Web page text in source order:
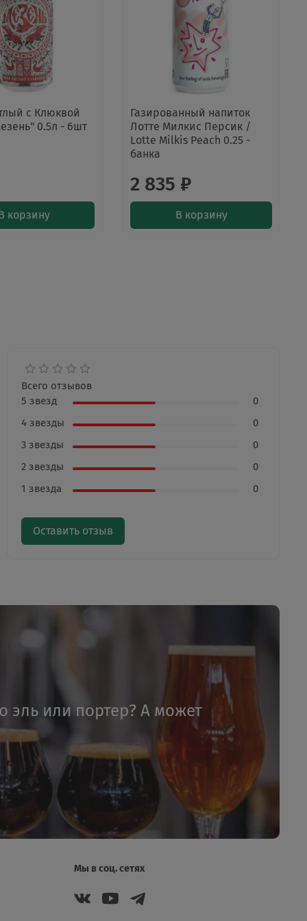
с Клюквой
0.5л - 6шт
корзину
Газированный напиток
Лотте Милкис Персик /
Lotte Milkis Peach 0.25 -
банка
2 835 ₽
В корзину
Всего отзывов
5 звезд
0
4 звезды
0
3 звезды
0
2 звезды
0
1 звезда
0
Оставить отзыв
эль или портер? А может
Мы в соц. сетях